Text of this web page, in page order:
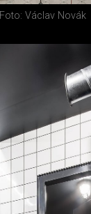
Foto: Václav Novák